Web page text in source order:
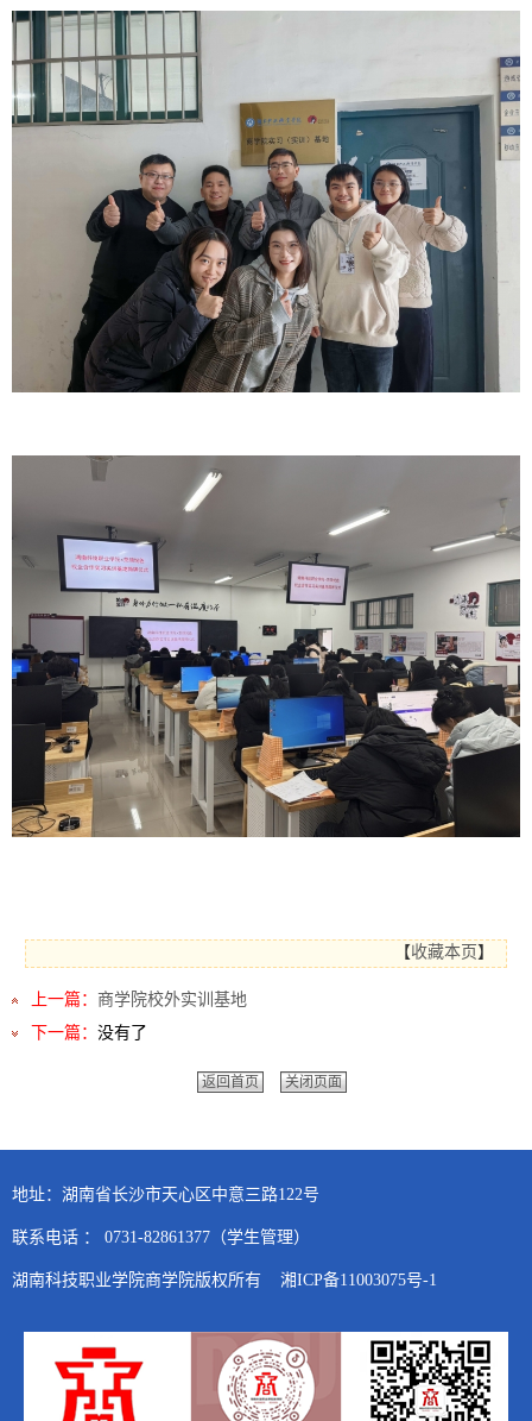
【收藏本页 】
上一篇： 商学院校外实训基地
下一篇： 没有了
返回首页 关闭页面
地址：湖南省长沙市天心区中意三路122号
联系电话 ： 0731-82861377（学生管理）
湖南科技职业学院商学院版权所有 湘ICP备11003075号-1